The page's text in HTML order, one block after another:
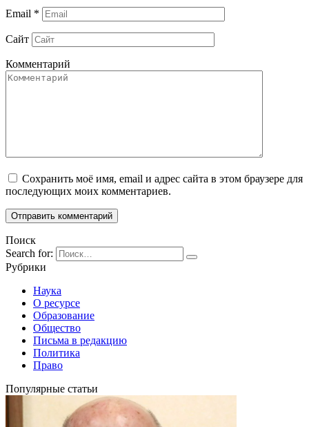
Email *
Сайт
Комментарий
Сохранить моё имя, email и адрес сайта в этом браузере для
последующих моих комментариев.
Поиск
Search for:
Рубрики
Наука
О ресурсе
Образование
Общество
Письма в редакцию
Политика
Право
Популярные статьи